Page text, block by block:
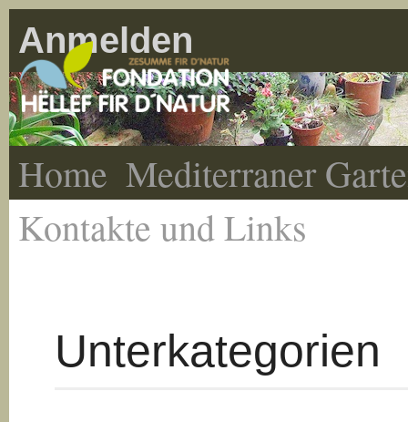
Anmelden
Home Mediterraner
Kontakte und Links
Unterkategorien